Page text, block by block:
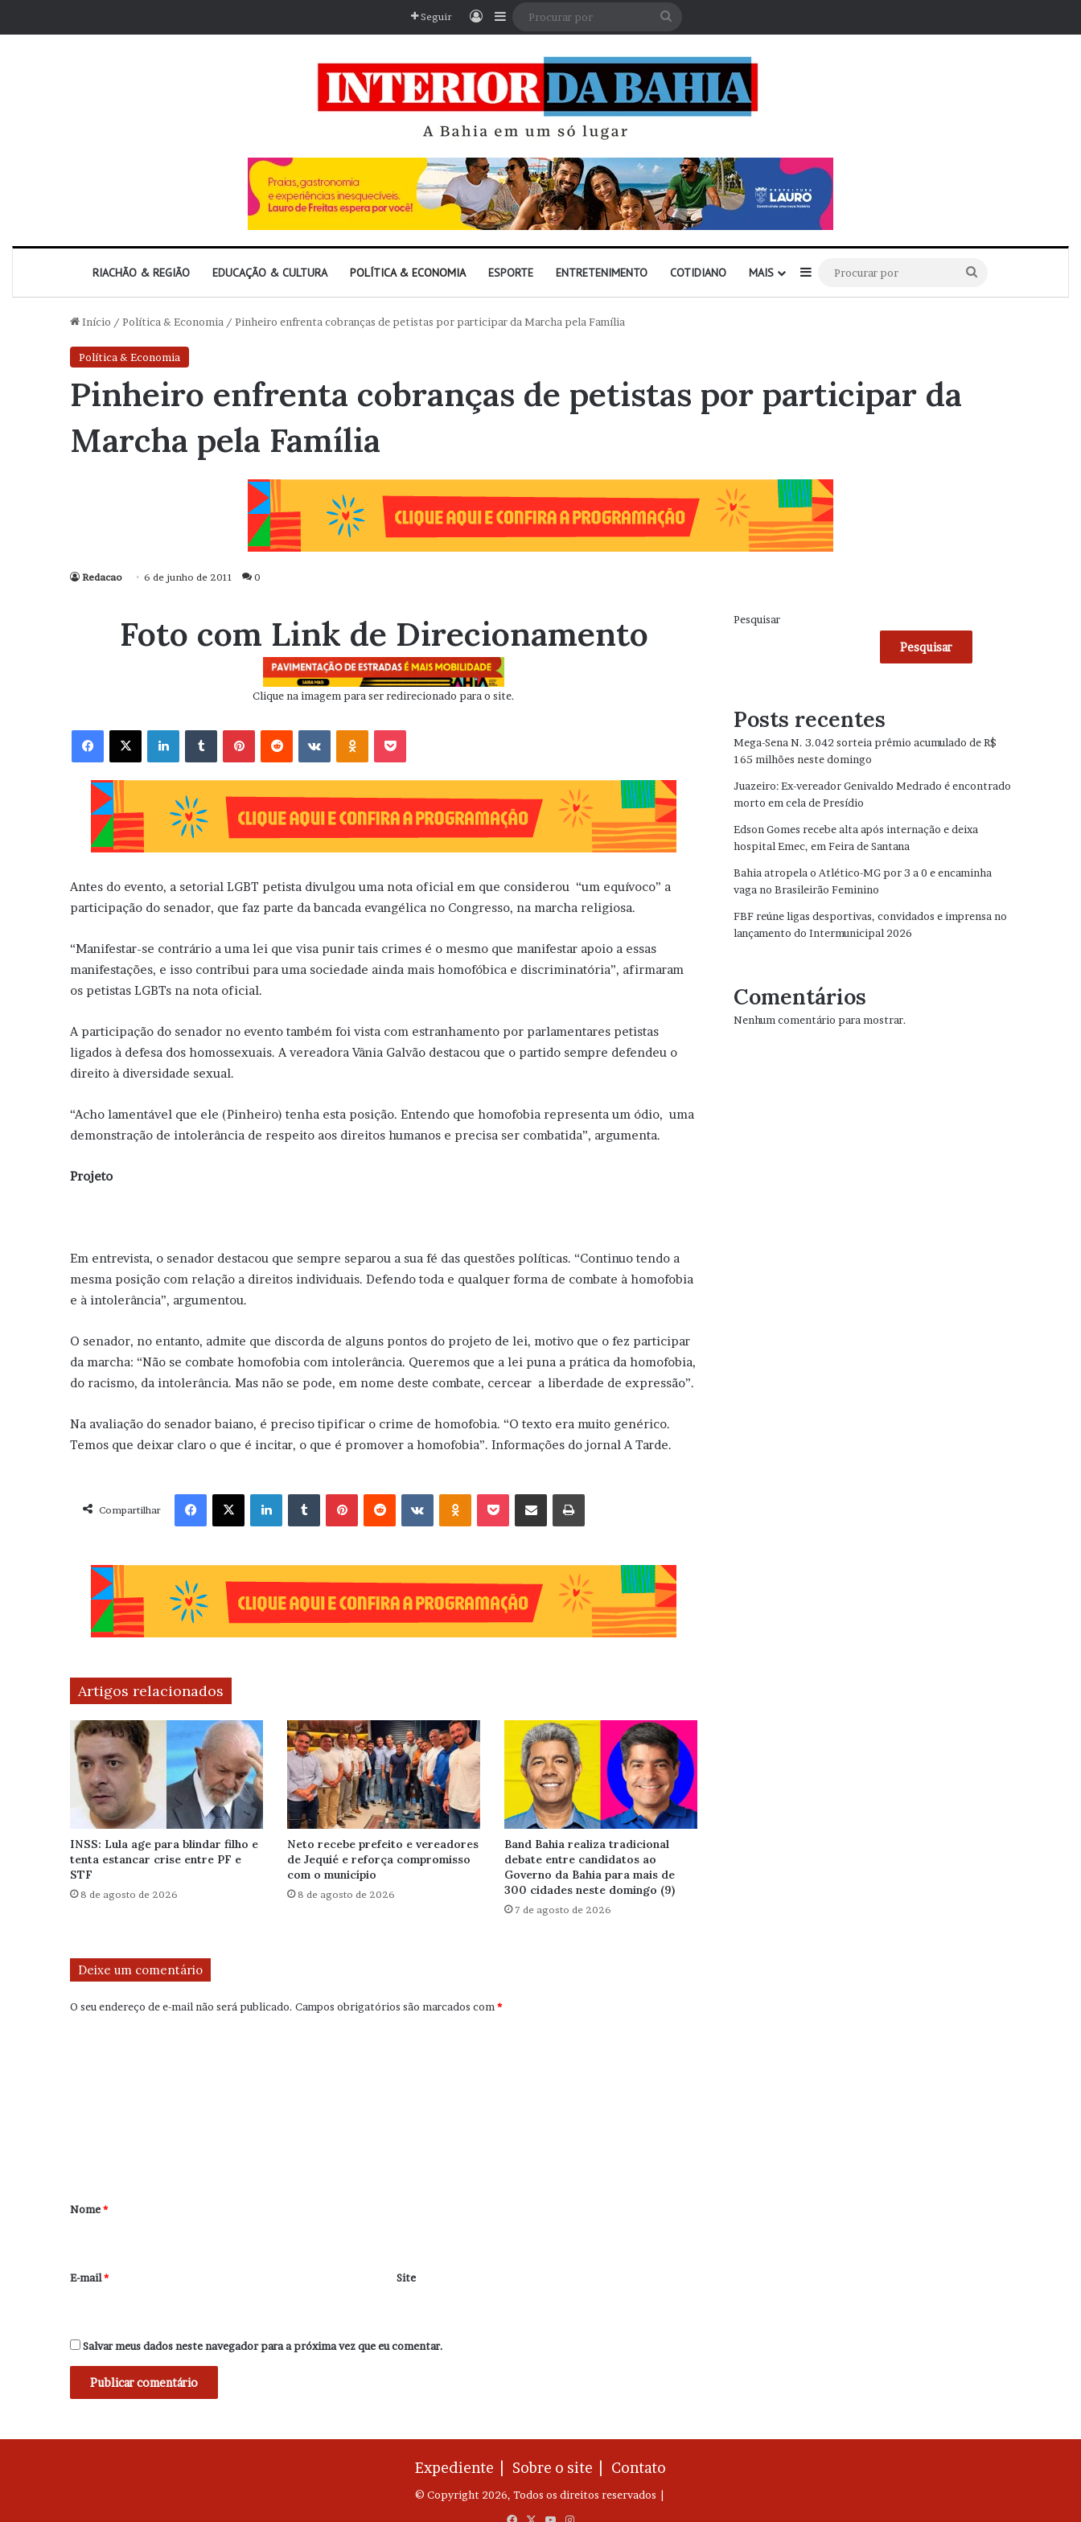
Seguir EntrarBarra Lateral
RIACHÃO & REGIÃO EDUCAÇÃO & CULTURA POLÍTICA & ECONOMIA ESPORTE ENTRETENIMENTO COTIDIANO MAIS Barra Lateral
por
Início / Política & Economia / Pinheiro enfrenta cobranças de petistas por participar da Marcha pela Família
Política & Economia
Pinheiro enfrenta cobranças de petistas por participar da
Marcha pela Família
Redacao 6 de junho de 2011 0
Foto com Link de Direcionamento
Clique na imagem para ser redirecionado para o site.
Facebook X Linkedin VK OK
Antes do evento, a setorial LGBT petista divulgou uma nota oficial em que considerou “um equívoco” a
participação do senador, que faz parte da bancada evangélica no Congresso, na marcha religiosa.
“Manifestar-se contrário a uma lei que visa punir tais crimes é o mesmo que manifestar apoio a essas
manifestações, e isso contribui para uma sociedade ainda mais homofóbica e discriminatória”, afirmaram
os petistas LGBTs na nota oficial.
A participação do senador no evento também foi vista com estranhamento por parlamentares petistas
ligados à defesa dos homossexuais. A vereadora Vânia Galvão destacou que o partido sempre defendeu o
direito à diversidade sexual.
“Acho lamentável que ele (Pinheiro) tenha esta posição. Entendo que homofobia representa um ódio, uma
demonstração de intolerância de respeito aos direitos humanos e precisa ser combatida”, argumenta.
Projeto
Em entrevista, o senador destacou que sempre separou a sua fé das questões políticas. “Continuo tendo a
mesma posição com relação a direitos individuais. Defendo toda e qualquer forma de combate à homofobia
e à intolerância”, argumentou.
O senador, no entanto, admite que discorda de alguns pontos do projeto de lei, motivo que o fez participar
da marcha: “Não se combate homofobia com intolerância. Queremos que a lei puna a prática da homofobia,
do racismo, da intolerância. Mas não se pode, em nome deste combate, cercear a liberdade de expressão”.
Na avaliação do senador baiano, é preciso tipificar o crime de homofobia. “O texto era muito genérico.
Temos que deixar claro o que é incitar, o que é promover a homofobia”. Informações do jornal A Tarde.
Compartilhar
Facebook X Linkedin VK OK
Artigos relacionados
INSS: Lula age para blindar filho e
tenta estancar crise entre PF e
STF
8 de agosto de 2026
Neto recebe prefeito e vereadores
de Jequié e reforça compromisso
com o município
8 de agosto de 2026
Band Bahia realiza tradicional
debate entre candidatos ao
Governo da Bahia para mais de
300 cidades neste domingo (9)
7 de agosto de 2026
Deixe um comentário
O seu endereço de e-mail não será publicado. Campos obrigatórios são marcados com*
r
*
Nome*
E-mail* Site
Salvar meus dados neste navegador para a próxima vez que eu comentar.
Pesquisar
Pesquisar
Posts recentes
Mega-Sena N. 3.042 sorteia prêmio acumulado de R$
165 milhões neste domingo
Juazeiro: Ex-vereador Genivaldo Medrado é encontrado
morto em cela de Presídio
Edson Gomes recebe alta após internação e deixa
hospital Emec, em Feira de Santana
Bahia atropela o Atlético-MG por 3 a 0 e encaminha
vaga no Brasileirão Feminino
FBF reúne ligas desportivas, convidados e imprensa no
lançamento do Intermunicipal 2026
Comentários
Nenhum comentário para mostrar.
Expediente | Sobre o site | Contato
© Copyright 2026, Todos os direitos reservados |